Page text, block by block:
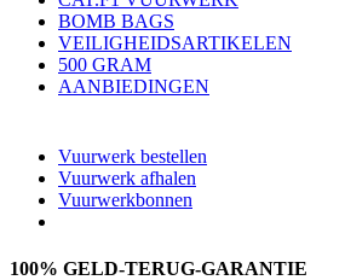
BOMB BAGS
VEILIGHEIDSARTIKELEN
500 GRAM
AANBIEDINGEN
Vuurwerk bestellen
Vuurwerk afhalen
Vuurwerkbonnen
100% GELD-TERUG-GARANTIE